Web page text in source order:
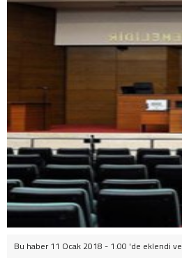
Bu haber 11 Ocak 2018 - 1:00 'de eklendi ve